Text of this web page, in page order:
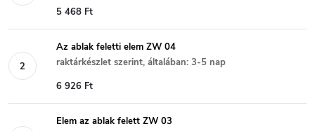
5 468 Ft
Az ablak feletti elem ZW 04
raktárkészlet szerint, általában: 3-5 nap
6 926 Ft
Elem az ablak felett ZW 03